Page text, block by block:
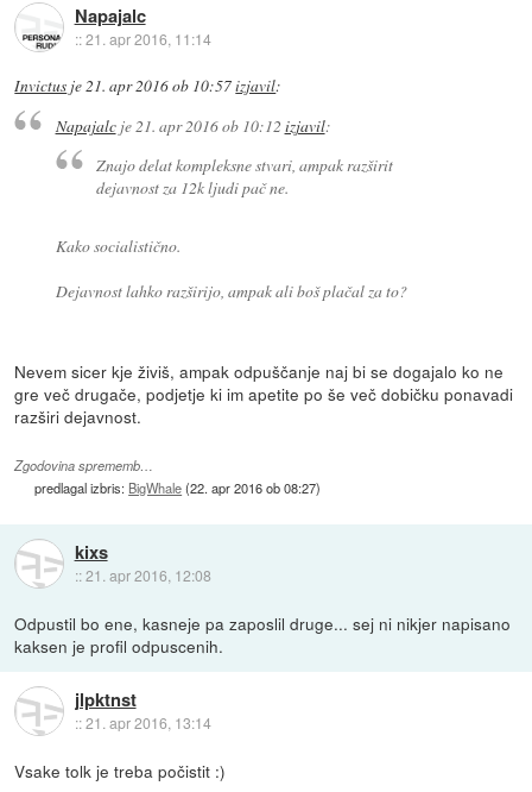
Napajalc
::21. apr 2016, 11:14
Invictus je21. apr 2016 ob 10:57izjavil:
Napajalcje21. apr 2016 ob 10:12 izjavil:
Znajo delat kompleksne stvari, ampak razširit
dejavnost za 12k ljudi pač ne.
Kako socialistično.
Dejavnost lahko razširijo, ampak ali boš plačal za to?
Nevem sicer kje živiš, ampak odpuščanje naj bi se dogajalo ko ne
gre več drugače, podjetje ki im apetite po še več dobičku ponavadi
razširi dejavnost.
Zgodovina sprememb…
predlagal izbris: BigWhale(22. apr 2016 ob 08:27)
kixs
::21. apr 2016, 12:08
Odpustil bo ene, kasneje pa zaposlil druge... sej ni nikjer napisano
kaksen je profil odpuscenih.
jlpktnst
::21. apr 2016, 13:14
Vsake tolk je treba počistit :)